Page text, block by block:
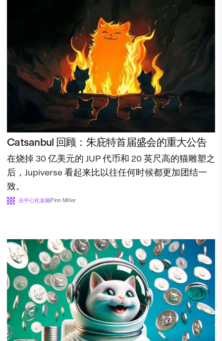
Catsanbul 回顾：朱庇特首届盛会的重大公告
在烧掉 30 亿美元的 JUP 代币和 20 英尺高的猫雕塑之
后，Jupiverse 看起来比以往任何时候都更加团结一
致。
去中心化金融Finn Miller